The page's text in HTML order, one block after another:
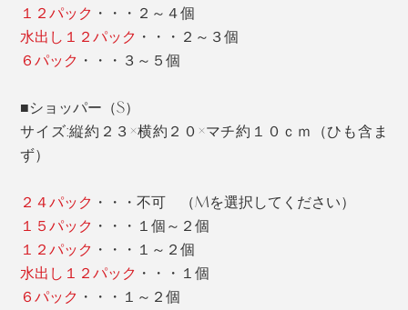
１２パック ・・・２～４個
水出し１２パック ・・・２～３個
６パック ・・・３～５個
■ショッパー（S）
サイズ:縦約２３×横約２０×マチ約１０ｃｍ（ひも含ま
ず）
２４パック ・・・不可 （Mを選択してください）
１５パック ・・・１個～２個
１２パック ・・・１～２個
水出し１２パック ・・・１個
６パック ・・・１～２個